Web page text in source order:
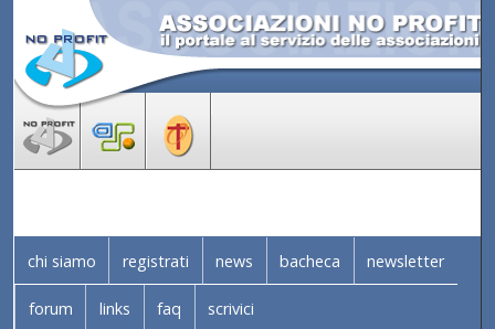
chi siamo registrati news bacheca newsletter
forum links faq scrivici